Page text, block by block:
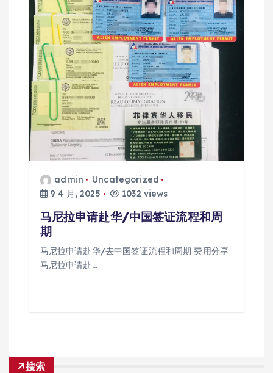
admin
Uncategorized
9 4 月, 2025
1032 views
马尼拉申请赴华/中国签证流程和周
期
马尼拉申请赴华/去中国签证流程和周期 费用分享
马尼拉申请赴…
搜索